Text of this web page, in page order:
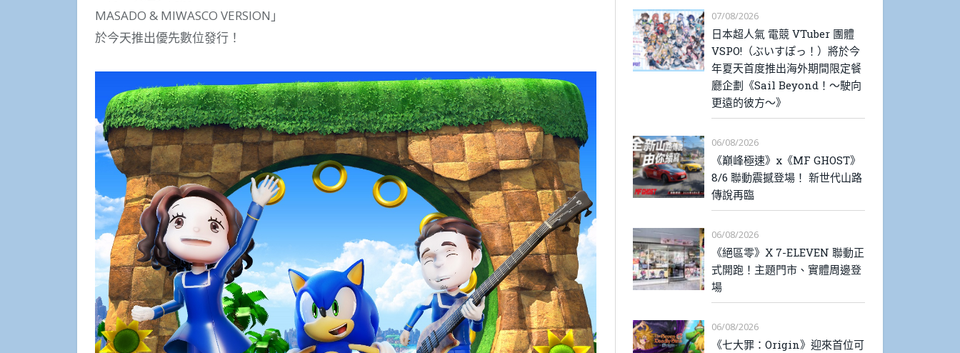
MASADO & MIWASCO VERSION」
於今天推出優先數位發行！
07/08/2026
日本超人氣 電競 VTuber 團體
VSPO!（ぶいすぽっ！）將於今
年夏天首度推出海外期間限定餐
廳企劃《Sail Beyond！～駛向
更遠的彼方～》
06/08/2026
《巔峰極速》x《MF GHOST》
8/6 聯動震撼登場！ 新世代山路
傳說再臨
06/08/2026
《絕區零》X 7-ELEVEN 聯動正
式開跑！主題門市、實體周邊登
場
06/08/2026
《七大罪：Origin》迎來首位可